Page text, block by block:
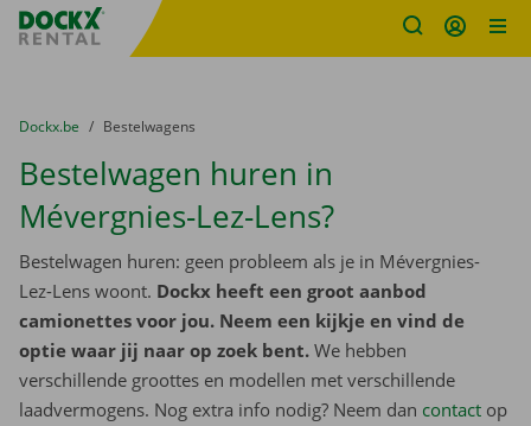
Fratello DEMO
U bevindt zich hier:
van
Dockx.be naar
Bestelwagens
Bestelwagen huren in
Mévergnies-Lez-Lens?
Bestelwagen huren: geen probleem als je in Mévergnies-
Lez-Lens woont. Dockx heeft een groot aanbod
camionettes voor jou. Neem een kijkje en vind de
optie waar jij naar op zoek bent. We hebben
verschillende groottes en modellen met verschillende
laadvermogens. Nog extra info nodig? Neem dan contact op